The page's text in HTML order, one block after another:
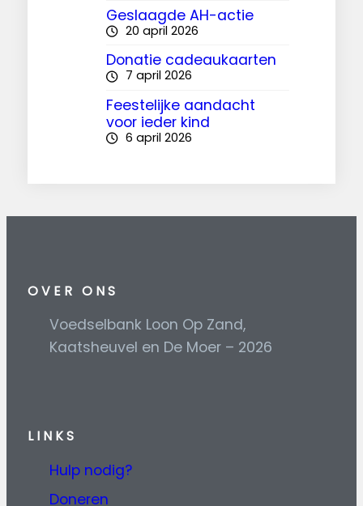
Geslaagde AH-actie
20 april 2026
Donatie cadeaukaarten
7 april 2026
Feestelijke aandacht
voor ieder kind
6 april 2026
OVER ONS
Voedselbank Loon Op Zand,
Kaatsheuvel en De Moer – 2026
LINKS
Hulp nodig?
Doneren